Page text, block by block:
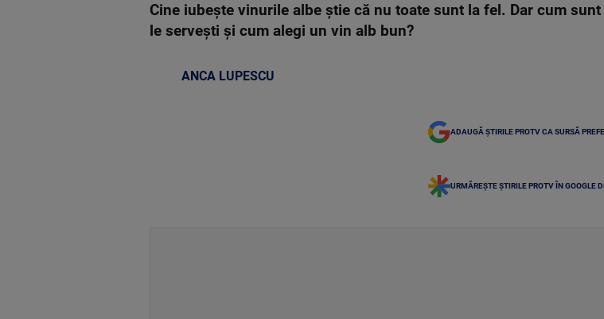
Cine iubește vinurile albe știe că nu toate sunt la fel. Dar cum
le servești și cum alegi un vin alb bun?
ANCA LUPESCU
ADAUGĂ ȘTIRILE PROTV CA SURSĂ
URMĂREȘTE ȘTIRILE PROTV ÎN GOOGLE